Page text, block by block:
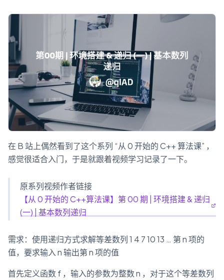
在 B 站上偶然看到了这个系列 “从 0 开始的 C++ 算法课” ，
感觉很适合入门，于是就跟着视频学习记录了一下。
原系列视频作者链接
【从 0 开始的 C++算法课】第 00 期 | 环境搭建 & 递归
(一) | 基本数列递归
需求：使用递归方式求解等差数列 1 4 7 10 13 … 第 n 项的
值，要求输入 n 输出第 n 项的值
首先定义函数 f ，输入的参数为整数 n ，对于这个等差数列